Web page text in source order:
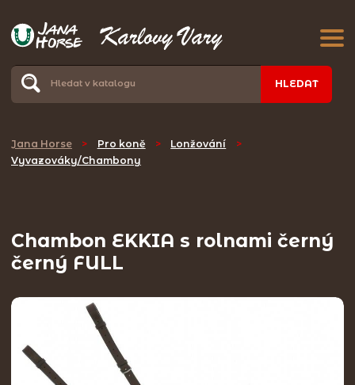
HLEDAT
Jana Horse > Pro koně > Lonžování
>
Vyvazováky/Chambony
Chambon EKKIA s rolnami černý
černý FULL